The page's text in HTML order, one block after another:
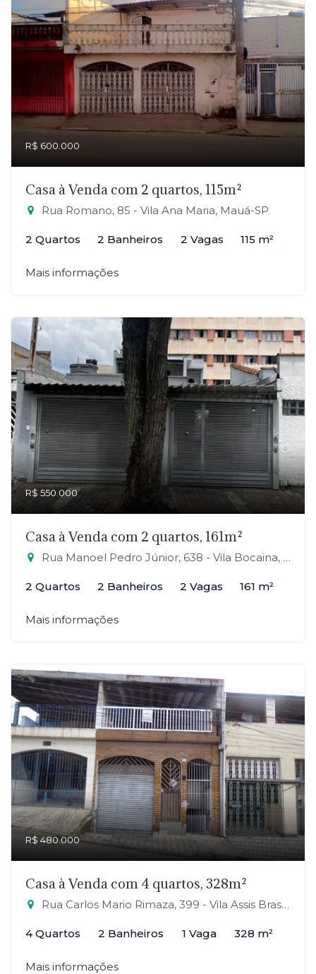
R$ 600.000
Casa à Venda com 2 quartos, 115m²
Rua Romano, 85 - Vila Ana Maria, Mauá-SP
2 Quartos 2 Banheiros 2 Vagas 115 m²
Mais informações
R$ 550.000
Casa à Venda com 2 quartos, 161m²
Rua Manoel Pedro Júnior, 638 - Vila Bocaina, Mauá-SP
2 Quartos 2 Banheiros 2 Vagas 161 m²
Mais informações
R$ 480.000
Casa à Venda com 4 quartos, 328m²
Rua Carlos Mario Rimaza, 399 - Vila Assis Brasil, Mauá-SP
4 Quartos 2 Banheiros 1 Vaga 328 m²
Mais informações